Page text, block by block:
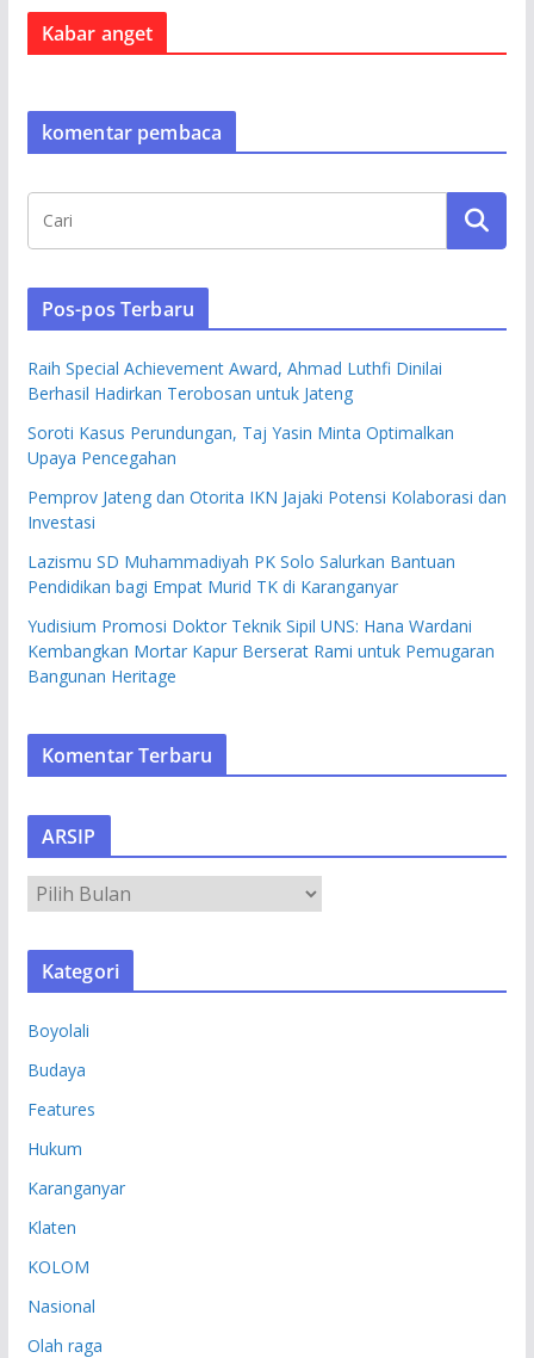
Kabar anget
komentar pembaca
Pos-pos Terbaru
Raih Special Achievement Award, Ahmad Luthfi Dinilai
Berhasil Hadirkan Terobosan untuk Jateng
Soroti Kasus Perundungan, Taj Yasin Minta Optimalkan
Upaya Pencegahan
Pemprov Jateng dan Otorita IKN Jajaki Potensi Kolaborasi dan
Investasi
Lazismu SD Muhammadiyah PK Solo Salurkan Bantuan
Pendidikan bagi Empat Murid TK di Karanganyar
Yudisium Promosi Doktor Teknik Sipil UNS: Hana Wardani
Kembangkan Mortar Kapur Berserat Rami untuk Pemugaran
Bangunan Heritage
Komentar Terbaru
ARSIP
R
S
Kategori
Boyolali
Budaya
Features
Hukum
Karanganyar
Klaten
KOLOM
Nasional
Olah raga